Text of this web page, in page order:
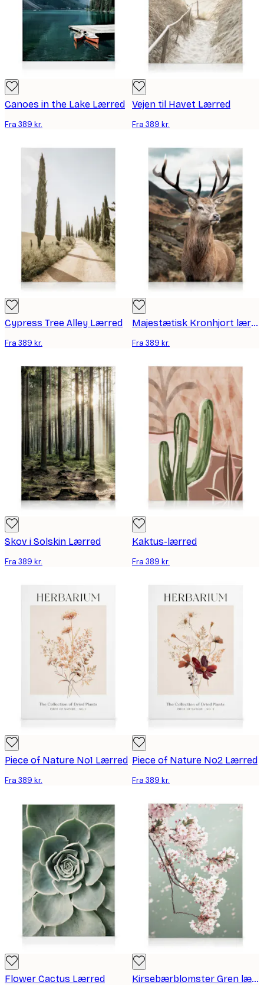
Canoes in the Lake Lærred
Fra 389 kr.
Vejen til Havet Lærred
Fra 389 kr.
Cypress Tree Alley Lærred
Fra 389 kr.
Majestætisk Kronhjort lærred
Fra 389 kr.
Skov i Solskin Lærred
Fra 389 kr.
Kaktus-lærred
Fra 389 kr.
Piece of Nature No1 Lærred
Fra 389 kr.
Piece of Nature No2 Lærred
Fra 389 kr.
Flower Cactus Lærred Kirsebærblomster Gren lærred